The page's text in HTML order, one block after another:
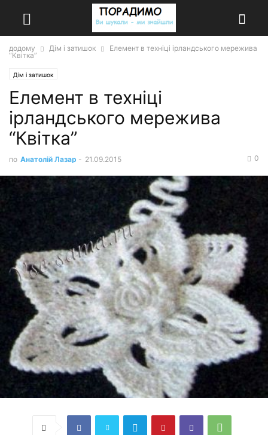
додому Дім і затишок
Елемент в техніці ірландського мережива
“Квітка”
Дім і затишок
Елемент в техніці
ірландського мережива
“Квітка”
по Анатолій Лазар - 21.09.2015 0